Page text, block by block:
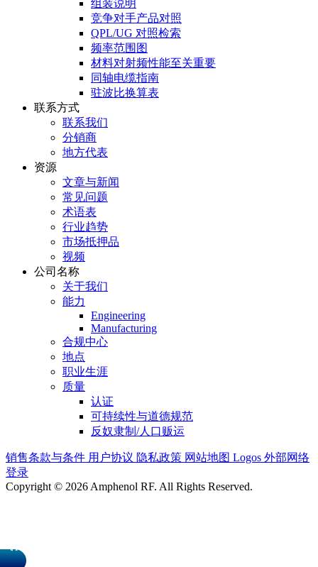
组装说明
竞争对手产品对照
QPL/UG 对照检索
频率范围图
材料对射频性能至关重要
同轴电缆指南
驻波比换算表
联系方式
联系我们
分销商
地方代表
资源
文章与新闻
常见问题
术语表
行业趋势
市场抵押品
视频
公司名称
关于我们
能力
Engineering
Manufacturing
合规中心
地点
职业生涯
质量
认证
可持续性与道德规范
反奴隶制/人口贩运
销售条款与条件 用户协议 隐私政策 网站地图 Logos 外部网络
登录
Copyright © 2026 Amphenol RF. All Rights Reserved.